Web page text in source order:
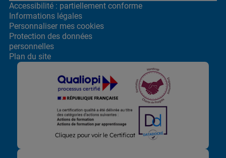
Cliquez pour voir le Certificat
Accessibilité : partiellement conforme
Informations légales
Personnaliser mes cookies
Protection des données
personnelles
Plan du site
Lors de la navigation sur notre site, nous recueillons et traitons
des données vous concernant qui nous permettent de vous